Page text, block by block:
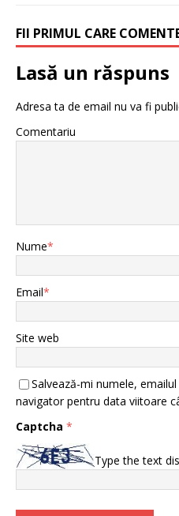
FII PRIMUL CARE
Lasă un răspuns
Adresa ta de email nu va fi
Comentariu
Nume*
Email*
Site web
Salvează-mi numele,
navigator pentru data viitoare
Captcha *
Type the text